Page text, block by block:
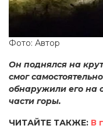
Фото: Автор
Он поднялся на
смог
обнаружили его на
части горы.
ЧИТАЙТЕ ТАКЖЕ: В